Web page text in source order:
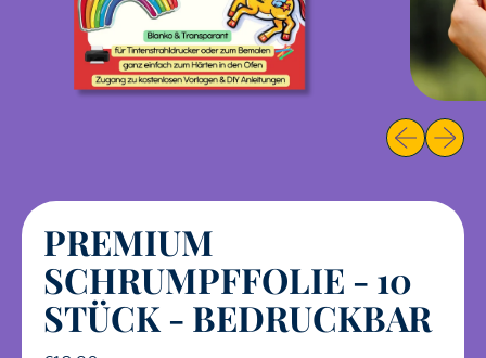
Vorheriges
PREMIUM
SCHRUMPFFOLIE - 10
STÜCK - BEDRUCKBAR